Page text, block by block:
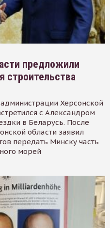
предложили
строительства
Херсонской
с Александром
в Беларусь. После
области заявил
передать Минску часть
морей